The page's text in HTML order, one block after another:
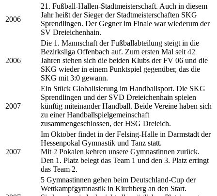
2006
21. Fußball-Hallen-Stadtmeisterschaft. Auch in diesem
Jahr heißt der Sieger der Stadtmeisterschaften SKG
Sprendlingen. Der Gegner im Finale war wiederum der
SV Dreieichenhain.
2006
Die 1. Mannschaft der Fußballabteilung steigt in die
Bezirksliga Offenbach auf. Zum ersten Mal seit 42
Jahren stehen sich die beiden Klubs der FV 06 und die
SKG wieder in einem Punktspiel gegenüber, das die
SKG mit 3:0 gewann.
2007
Ein Stück Globalisierung im Handballsport. Die SKG
Sprendlingen und der SVD Dreieichenhain spielen
künftig miteinander Handball. Beide Vereine haben sich
zu einer Handballspielgemeinschaft
zusammengeschlossen, der HSG Dreieich.
2007
Im Oktober findet in der Felsing-Halle in Darmstadt der
Hessenpokal Gymnastik und Tanz statt.
Mit 2 Pokalen kehren unsere Gymnastinnen zurück.
Den 1. Platz belegt das Team 1 und den 3. Platz erringt
das Team 2.
5 Gymnastinnen gehen beim Deutschland-Cup der
Wettkampfgymnastik in Kirchberg an den Start.